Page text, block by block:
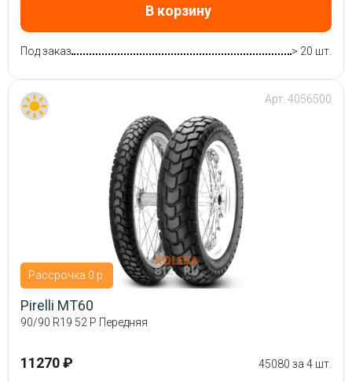
В корзину
Под заказ > 20 шт.
Рассрочка 0 р.
Арт: 4056500
Pirelli MT60
90/90 R19 52 P Передняя
11270 ₽ 45080 за 4 шт.